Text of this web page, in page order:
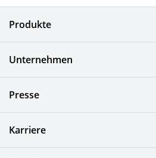
Elektronische Komponenten &
Optische Komponenten
Photovoltaiksysteme
Produkte
Unternehmen
Presse
Karriere